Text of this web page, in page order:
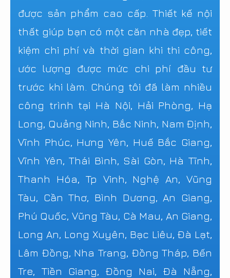
được sản phẩm cao cấp. Thiết kế nội
thất giúp bạn có một căn nhà đẹp, tiết
kiệm chi phí và thời gian khi thi công,
ước lượng được mức chi phí đầu tư
trước khi làm. Chúng tôi đã làm nhiều
công trình tại Hà Nội, Hải Phòng, Hạ
Long, Quảng Ninh, Bắc Ninh, Nam Định,
Vĩnh Phúc, Hưng Yên, Huế Bắc Giang,
Vĩnh Yên, Thái Bình, Sài Gòn, Hà Tĩnh,
Thanh Hóa, Tp Vinh, Nghệ An, Vũng
Tàu, Cần Thơ, Bình Dương, An Giang,
Phú Quốc, Vũng Tàu, Cà Mau, An Giang,
Long An, Long Xuyên, Bạc Liêu, Đà Lạt,
Lâm Đồng, Nha Trang, Đồng Tháp, Bến
Tre, Tiền Giang, Đồng Nai, Đà Nẵng,